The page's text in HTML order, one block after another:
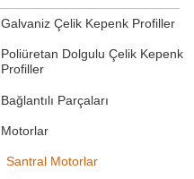
Galvaniz Çelik Kepenk Profiller
Poliüretan Dolgulu Çelik Kepenk
Profiller
Bağlantılı Parçaları
Motorlar
Santral Motorlar